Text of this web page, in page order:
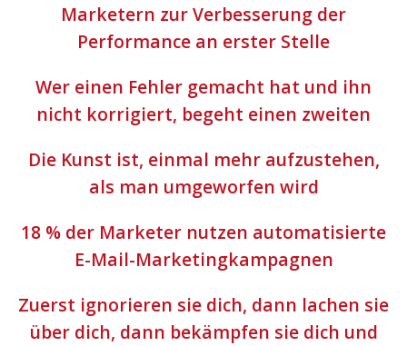
Marketern zur Verbesserung der
Performance an erster Stelle
Wer einen Fehler gemacht hat und ihn
nicht korrigiert, begeht einen zweiten
Die Kunst ist, einmal mehr aufzustehen,
als man umgeworfen wird
18 % der Marketer nutzen automatisierte
E-Mail-Marketingkampagnen
Zuerst ignorieren sie dich, dann lachen sie
über dich, dann bekämpfen sie dich und